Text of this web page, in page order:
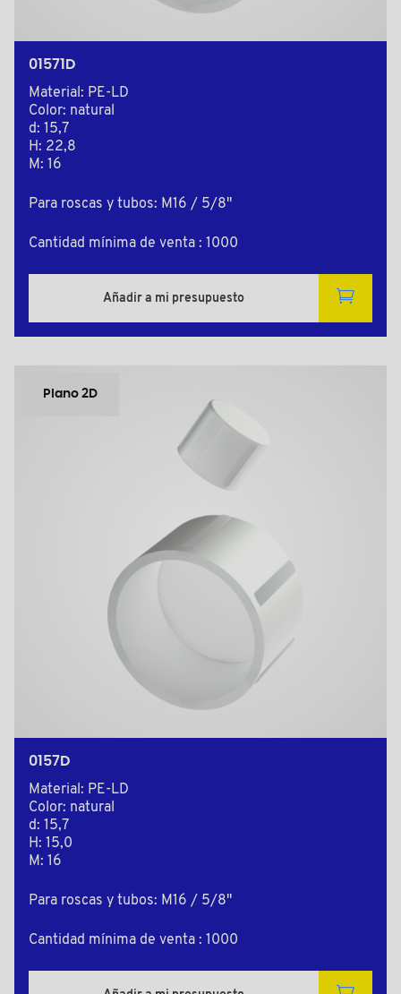
01571D
Material: PE-LD
Color: natural
d: 15,7
H: 22,8
M: 16
Para roscas y tubos: M16 / 5/8"
Cantidad mínima de venta : 1000
Añadir a mi presupuesto
Plano 2D
0157D
Material: PE-LD
Color: natural
d: 15,7
H: 15,0
M: 16
Para roscas y tubos: M16 / 5/8"
Cantidad mínima de venta : 1000